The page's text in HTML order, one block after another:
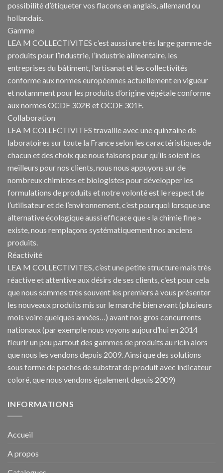
possibilité d’étiqueter vos flacons en anglais, allemand ou
hollandais.
Gamme
LEA M COLLECTIVITES c’est aussi une très large gamme de
produits pour l’industrie, l’industrie alimentaire, les
entreprises du bâtiment, l’artisanat et les collectivités
conforme aux normes européennes actuellement en vigueur
et notamment pour les produits d’origine végétale conforme
aux normes OCDE 302B et OCDE 301F.
Collaboration
LEA M COLLECTIVITES travaille avec une quinzaine de
laboratoires sur toute la France selon les caractéristiques de
chacun et des choix que nous faisons pour qu’ils soient les
meilleurs pour nos clients, nous nous appuyons sur de
nombreux chimistes et biologistes pour développer les
formulations de produits et notre volonté est le respect de
l’utilisateur et de l’environnement, c’est pourquoi lorsque une
alternative écologique aussi efficace que « la chimie fine »
existe, nous remplaçons systématiquement nos anciens
produits.
Réactivité
LEA M COLLECTIVITES, c’est une petite structure mais très
réactive et attentive aux désirs de ses clients, c’est pour cela
que nous sommes très souvent les premiers à vous présenter
les nouveaux produits mis sur le marché bien avant (plusieurs
mois voire quelques années…) avant nos gros concurrents
nationaux (par exemple nous voyons aujourd’hui en 2014
fleurir un peu partout des gammes de produits au ricin alors
que nous les vendons depuis 2009. Ainsi que des solutions
sous forme de poches de substrat de produit avec indicateur
coloré, que nous vendons également depuis 2009)
INFORMATIONS
Accueil
A propos